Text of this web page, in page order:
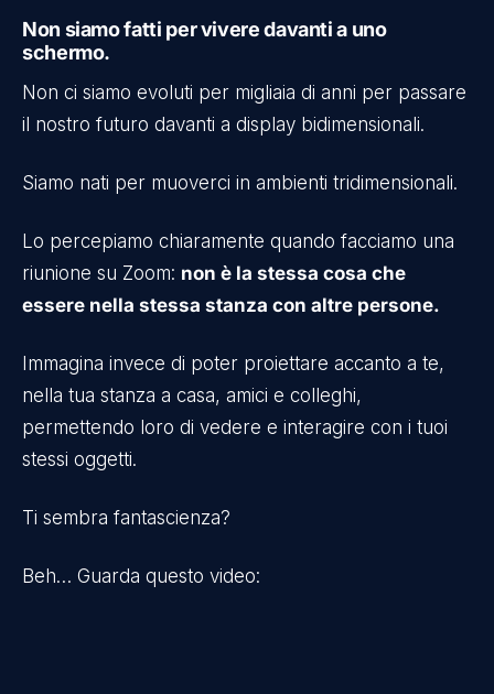
Non siamo fatti per vivere davanti a uno
schermo.
Non ci siamo evoluti per migliaia di anni per passare
il nostro futuro davanti a display bidimensionali.
Siamo nati per muoverci in ambienti tridimensionali.
Lo percepiamo chiaramente quando facciamo una
riunione su Zoom: non è la stessa cosa che
essere nella stessa stanza con altre persone.
Immagina invece di poter proiettare accanto a te,
nella tua stanza a casa, amici e colleghi,
permettendo loro di vedere e interagire con i tuoi
stessi oggetti.
Ti sembra fantascienza?
Beh… Guarda questo video: